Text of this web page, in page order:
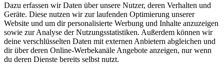
Dazu erfassen wir Daten über unsere Nutzer, deren Verhalten und
Geräte. Diese nutzen wir zur laufenden Optimierung unserer
Website und um dir personalisierte Werbung und Inhalte anzuzeigen
sowie zur Analyse der Nutzungsstatistiken. Außerdem können wir
deine verschlüsselten Daten mit externen Anbietern abgleichen und
dir über deren Online-Werbekanäle Angebote anzeigen, nur wenn
du deren Dienste bereits selbst nutzt.